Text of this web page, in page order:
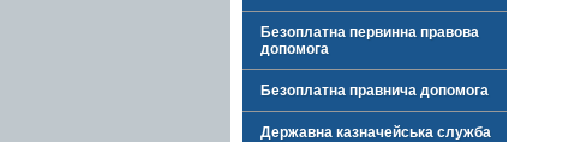
Безоплатна первинна правова
допомога
Безоплатна правнича допомога
Державна казначейська служба